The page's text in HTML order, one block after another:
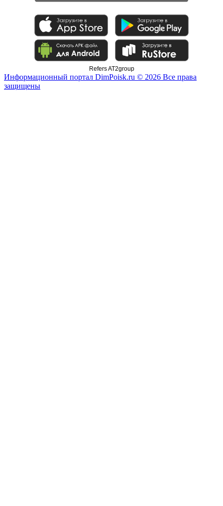
Refers AT2group
Информационный портал DimPoisk.ru © 2026 Все права
защищены